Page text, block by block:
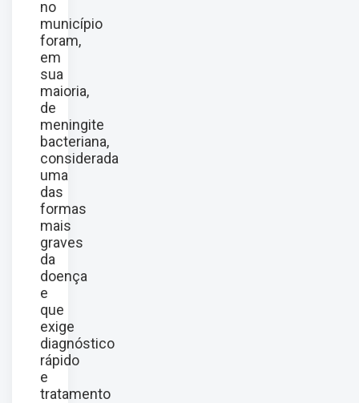
no
município
foram,
em
sua
maioria,
de
meningite
bacteriana,
considerada
uma
das
formas
mais
graves
da
doença
e
que
exige
diagnóstico
rápido
e
tratamento